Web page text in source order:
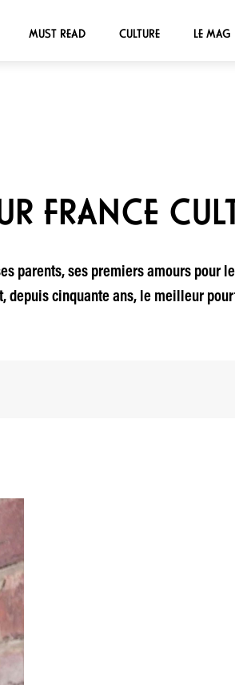
MUST READ CULTURE LE MAG
FRANCE
parents, ses premiers amours pour
depuis cinquante ans, le meilleur